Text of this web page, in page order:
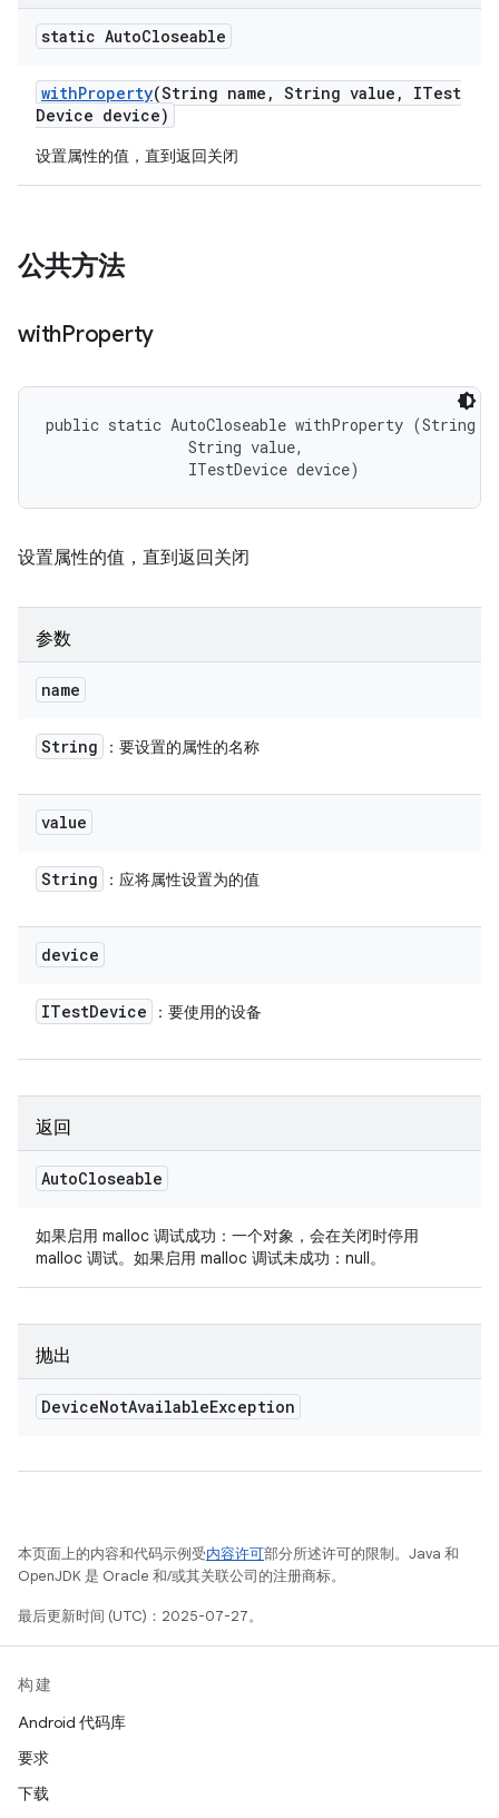
static AutoCloseable
withProperty(String name , String value ,
ITest
Device device)
设置属性的值，直到返回关闭
公共方法
withProperty
public static AutoCloseable withProperty (String
                String value,
                ITestDevice device)
设置属性的值，直到返回关闭
参数
name
String ：要设置的属性的名称
value
String ：应将属性设置为的值
device
ITestDevice ：要使用的设备
返回
AutoCloseable
如果启用 malloc 调试成功：一个对象，会在关闭时停用
malloc 调试。如果启用 malloc 调试未成功：null。
抛出
DeviceNotAvailableException
本页面上的内容和代码示例受内容许可部分所述许可的限制。Java 和
OpenJDK 是 Oracle 和/或其关联公司的注册商标。
最后更新时间 (UTC)：2025-07-27。
构建
Android 代码库
要求
下载